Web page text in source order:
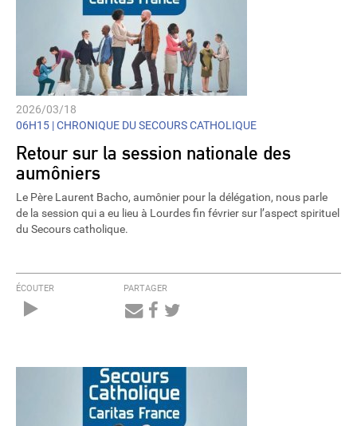
2026/03/18
06H15 |CHRONIQUE DU SECOURS CATHOLIQUE
Retour sur la session nationale des
aumôniers
Le Père Laurent Bacho, aumônier pour la délégation, nous parle
de la session qui a eu lieu à Lourdes fin février sur l’aspect spirituel
du Secours catholique.
ÉCOUTER PARTAGER